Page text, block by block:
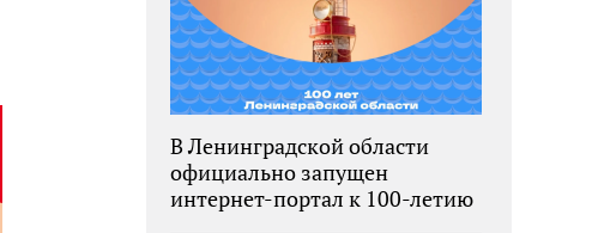
В Ленинградской области
официально запущен
интернет-портал к 100-летию